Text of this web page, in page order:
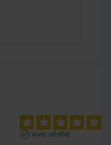
Avis vérifié